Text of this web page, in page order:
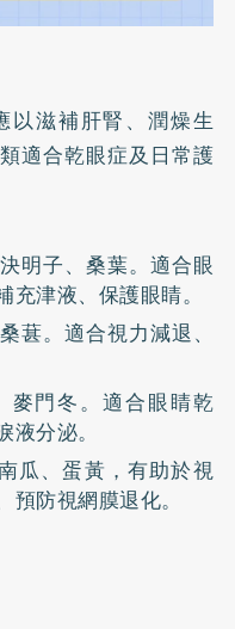
以滋補肝腎、潤燥生
適合乾眼症及日常護
明子、桑葉。適合眼
津液、保護眼睛。
葚。適合視力減退、
麥門冬。適合眼睛乾
分泌。
瓜、蛋黃，有助於視
防視網膜退化。